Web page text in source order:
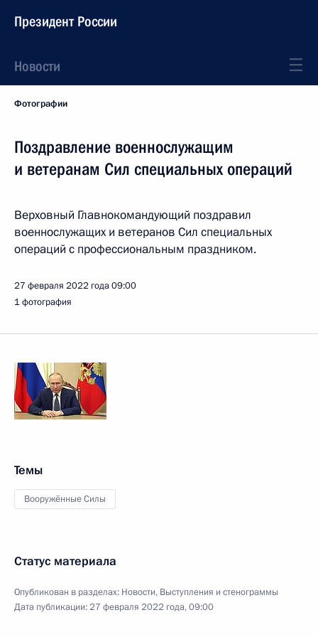
Президент России
Новости
Фотографии
Поздравление военнослужащим
и ветеранам Сил специальных операций
Верховный Главнокомандующий поздравил
военнослужащих и ветеранов Сил специальных
операций с профессиональным праздником.
27 февраля 2022 года09:00
1 фотография
Темы
Вооружённые Силы
Статус материала
Опубликован в разделах: Новости, Выступления и стенограммы
Дата публикации:27 февраля 2022 года, 09:00